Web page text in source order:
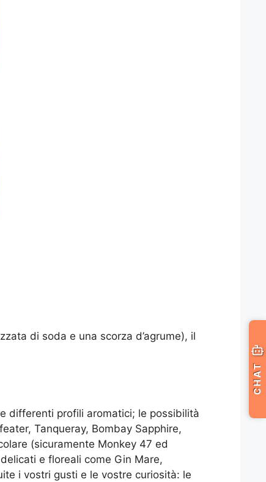
di soda e una scorza d’agrume), il
differenti profili aromatici; le possibilità
Tanqueray, Bombay Sapphire,
(sicuramente Monkey 47 ed
e floreali come Gin Mare,
i vostri gusti e le vostre curiosità: le
CHAT